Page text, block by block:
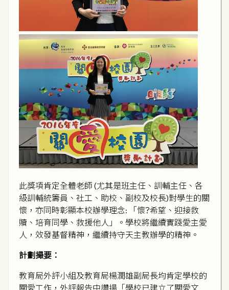
此獎項肯定全體老師 (尤其是班主任、訓輔主任、各
級訓輔統籌員、社工、助校、副校及校長)對學生的關
懷，亦同時彰顯本校辦學理念: 「懷?希望、迎接救
贖、培育同學、救援他人」。學校將繼續實踐愛主愛
人，效發基督精神，繼續持守天主教辦學的精神。
計劃撮要：
教育局外評小組及教育局楊潤雄副局長均肯定學校的
關愛工作，外評報告中讚揚「學校已建立了關愛文